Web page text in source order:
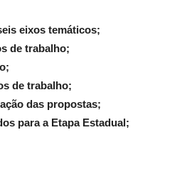
eixos temáticos;
de trabalho;
de trabalho;
das propostas;
para a Etapa Estadual;